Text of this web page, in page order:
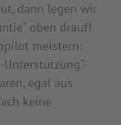
dann legen wir
oben drauf!
meistern:
egal aus
keine